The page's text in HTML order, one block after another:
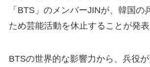
「BTS」のメンバーJINが、韓国の
ため芸能活動を休止することが発表
BTSの世界的な影響力から、兵役